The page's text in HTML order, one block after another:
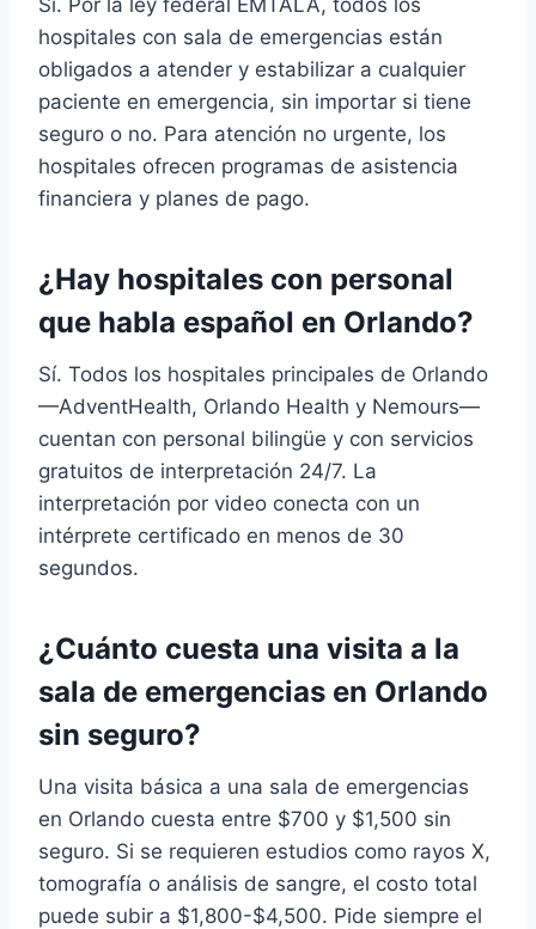
hospitales con sala de emergencias están
obligados a atender y estabilizar a cualquier
paciente en emergencia, sin importar si tiene
seguro o no. Para atención no urgente, los
hospitales ofrecen programas de asistencia
financiera y planes de pago.
¿Hay hospitales con personal
que habla español en Orlando?
Sí. Todos los hospitales principales de Orlando
—AdventHealth, Orlando Health y Nemours—
cuentan con personal bilingüe y con servicios
gratuitos de interpretación 24/7. La
interpretación por video conecta con un
intérprete certificado en menos de 30
segundos.
¿Cuánto cuesta una visita a la
sala de emergencias en Orlando
sin seguro?
Una visita básica a una sala de emergencias
en Orlando cuesta entre $700 y $1,500 sin
seguro. Si se requieren estudios como rayos X,
tomografía o análisis de sangre, el costo total
puede subir a $1,800-$4,500. Pide siempre el